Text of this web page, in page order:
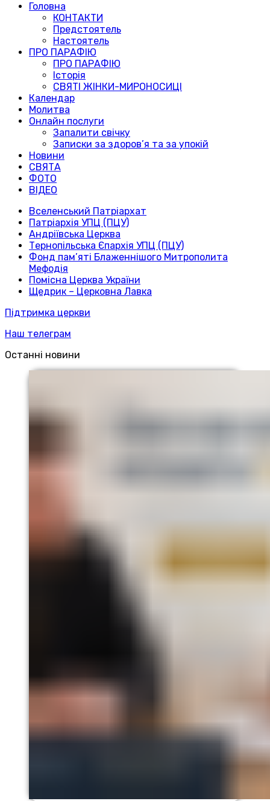
Головна
КОНТАКТИ
Предстоятель
Настоятель
ПРО ПАРАФІЮ
ПРО ПАРАФІЮ
Історія
СВЯТІ ЖІНКИ-МИРОНОСИЦІ
Календар
Молитва
Онлайн послуги
Запалити свічку
Записки за здоров’я та за упокій
Новини
СВЯТА
ФОТО
ВІДЕО
Вселенський Патріархат
Патріархія УПЦ (ПЦУ)
Андріївська Церква
Тернопільська Єпархія УПЦ (ПЦУ)
Фонд пам’яті Блаженнішого Митрополита
Мефодія
Помісна Церква України
Щедрик – Церковна Лавка
Підтримка церкви
Наш телеграм
Останні новини